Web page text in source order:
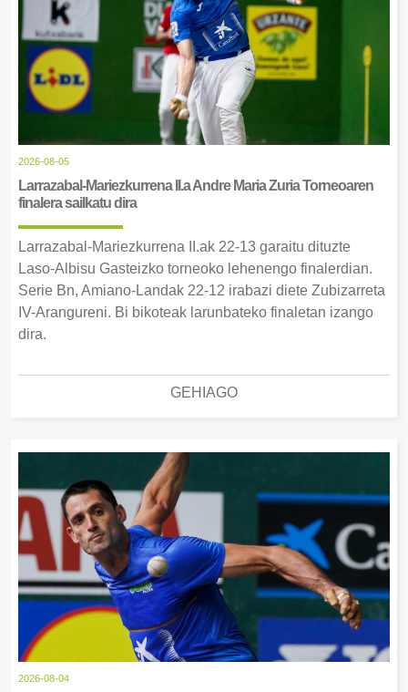
2026-08-05
Larrazabal-Mariezkurrena II.a Andre Maria Zuria Torneoaren
finalera sailkatu dira
Larrazabal-Mariezkurrena II.ak 22-13 garaitu dituzte
Laso-Albisu Gasteizko torneoko lehenengo finalerdian.
Serie Bn, Amiano-Landak 22-12 irabazi diete Zubizarreta
IV-Arangureni. Bi bikoteak larunbateko finaletan izango
dira.
GEHIAGO
2026-08-04